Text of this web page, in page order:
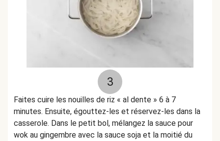
3
Faites cuire les nouilles de riz « al dente » 6 à 7
minutes. Ensuite, égouttez-les et réservez-les dans la
casserole. Dans le petit bol, mélangez la sauce pour
wok au gingembre avec la sauce soja et la moitié du